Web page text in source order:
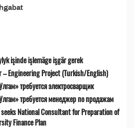
işinde işlemäge işgär gerek
Engineering Project (Turkish/English)
требуется электросварщик
требуется менеджер по продажам
National Consultant for Preparation of
Finance Plan